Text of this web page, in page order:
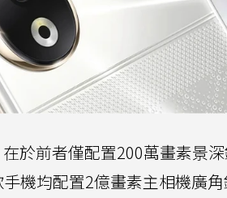
於前者僅配置200萬畫素景
機均配置2億畫素主相機廣